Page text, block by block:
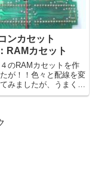
ンカセット
RAMカセット
のRAMカセットを作
が！！色々と配線を変
みましたが、うまく書
来ませんでした…資料
のか？MMC3のチップ